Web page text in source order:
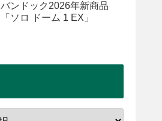
バンドック2026年新商品
「ソロ ドーム 1 EX」